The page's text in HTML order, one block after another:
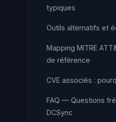
typiques
Outils alternatifs et
Mapping MITRE
de référence
CVE associés :
FAQ — Questions
DCSync